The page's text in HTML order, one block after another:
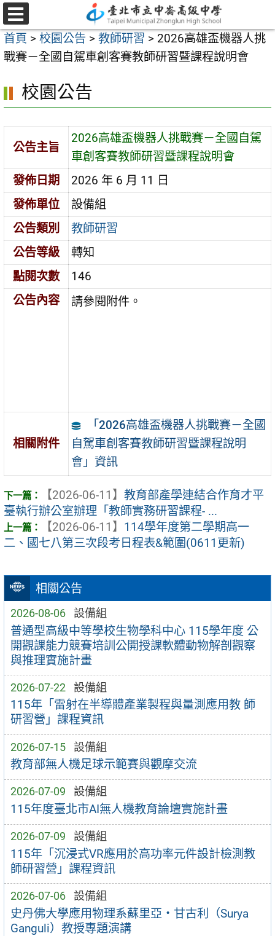
跳
至
主
要
容
選
單
首頁 > 校園公告 > 教師研習 > 2026高雄盃機器人挑
戰賽－全國自駕車創客賽教師研習暨課程說明會
相關公告
2026-08-06 設備組
普通型高級中等學校生物學科中心 115學年度 公
開觀課能力競賽培訓公開授課軟體動物解剖觀察
與推理實施計畫
2026-07-22 設備組
115年「雷射在半導體產業製程與量測應用教 師
研習營」課程資訊
2026-07-15 設備組
教育部無人機足球示範賽與觀摩交流
2026-07-09 設備組
115年度臺北市AI無人機教育論壇實施計畫
2026-07-09 設備組
115年「沉浸式VR應用於高功率元件設計檢測教
師研習營」課程資訊
2026-07-06 設備組
史丹佛大學應用物理系蘇里亞・甘古利（Surya
Ganguli）教授專題演講
校園公告
公告主旨
2026高雄盃機器人挑戰賽－全國自駕
車創客賽教師研習暨課程說明會
發佈日期
2026 年 6 月 11 日
發佈單位
設備組
公告類別
教師研習
公告等級
轉知
點閱次數
146
公告內容
請參閱附件。
相關附件
「2026高雄盃機器人挑戰賽－全國
自駕車創客賽教師研習暨課程說明
會」資訊
【2026-06-11】 教育部產學連結合作育才平
臺執行辦公室辦理「教師實務研習課程- ...
【2026-06-11】 114學年度第二學期高一
二、國七八第三次段考日程表&範圍(0611更新)